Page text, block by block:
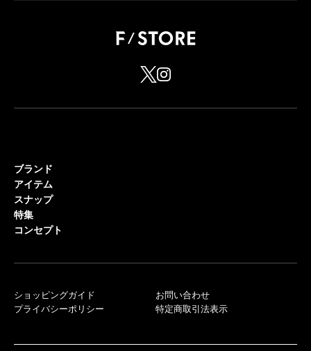
ブランド
アイテム
スナップ
特集
コンセプト
ショッピングガイド
プライバシーポリシー
お問い合わせ
特定商取引法表示